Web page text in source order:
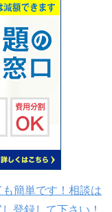
簡単です！相談は